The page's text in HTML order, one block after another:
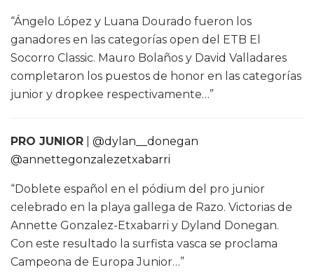
“Ángelo López y Luana Dourado fueron los
ganadores en las categorías open del ETB El
Socorro Classic. Mauro Bolaños y David Valladares
completaron los puestos de honor en las categorías
junior y dropkee respectivamente…”
PRO JUNIOR
@dylan__donegan
@annettegonzalezetxabarri
“Doblete español en el pódium del pro junior
celebrado en la playa gallega de Razo. Victorias de
Annette Gonzalez-Etxabarri y Dyland Donegan.
Con este resultado la surfista vasca se proclama
Campeona de Europa Junior…”